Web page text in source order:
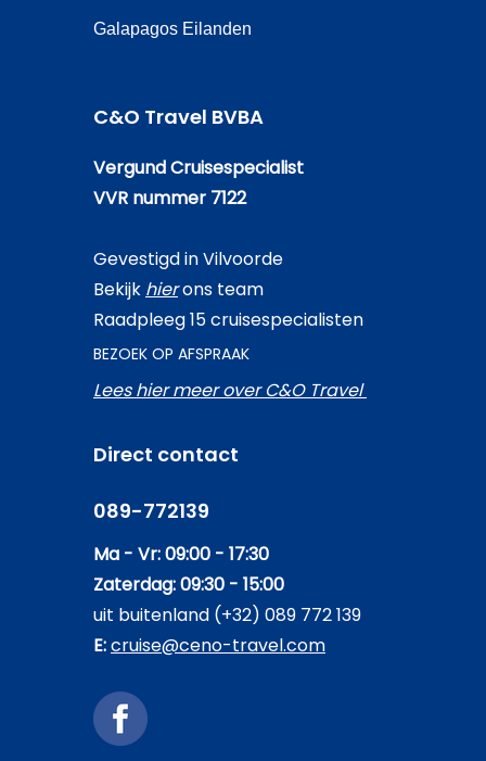
Galapagos Eilanden
C&O Travel BVBA
Vergund Cruisespecialist
VVR nummer 7122
Gevestigd in Vilvoorde
Bekijk hierons team
Raadpleeg 15 cruisespecialisten
BEZOEK OP AFSPRAAK
Lees hier meer over C&O Travel
Direct contact
089-772139
Ma - Vr: 09:00 - 17:30
Zaterdag: 09:30 - 15:00
uit buitenland (+32) 089 772 139
E:cruise@ceno-travel.com